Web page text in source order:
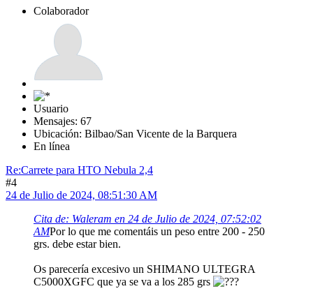
Colaborador
Usuario
Mensajes: 67
Ubicación: Bilbao/San Vicente de la Barquera
En línea
Re:Carrete para HTO Nebula 2,4
#4
24 de Julio de 2024, 08:51:30 AM
Cita de: Waleram en 24 de Julio de 2024, 07:52:02
AMPor lo que me comentáis un peso entre 200 - 250
grs. debe estar bien.
Os parecería excesivo un SHIMANO ULTEGRA
C5000XGFC que ya se va a los 285 grs